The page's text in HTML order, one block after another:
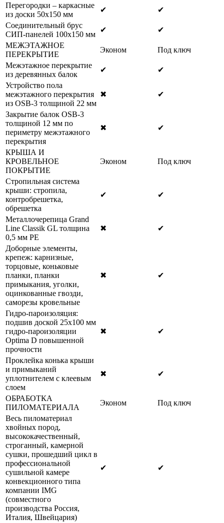
Перегородки – каркасные
из доски 50х150 мм
✔
✔
Соединительный брус
СИП-панелей 100х150 мм
✔
✔
МЕЖЭТАЖНОЕ
ПЕРЕКРЫТИЕ
Эконом
Под ключ
Межэтажное перекрытие
из деревянных балок
✔
✔
Устройство пола
межэтажного перекрытия
из OSB-3 толщиной 22 мм
✖ ✔
Закрытие балок OSB-3
толщиной 12 мм по
периметру межэтажного
перекрытия
✖ ✔
КРЫША И
КРОВЕЛЬНОЕ
ПОКРЫТИЕ
Эконом Под ключ
Стропильная система
крыши: стропила,
контробрешетка,
обрешетка
✔ ✔
Металлочерепица Grand
Line Classik GL толщина
0,5 мм РЕ
✖ ✔
Доборные элементы,
крепеж: карнизные,
торцовые, коньковые
планки, планки
примыкания, уголки,
оцинкованные гвозди,
саморезы кровельные
✖ ✔
Гидро-пароизоляция:
подшив доской 25х100 мм
гидро-пароизоляции
Optima D повышенной
прочности
✖ ✔
Проклейка конька крыши
и примыканий
уплотнителем с клеевым
слоем
✖ ✔
ОБРАБОТКА
ПИЛОМАТЕРИАЛА
Эконом
Под ключ
Весь пиломатериал
хвойных пород,
высококачественный,
строганный, камерной
сушки, прошедший цикл в
профессиональной
сушильной камере
конвекционного типа
компании IMG
(совместного
производства Россия,
Италия, Швейцария)
✔ ✔